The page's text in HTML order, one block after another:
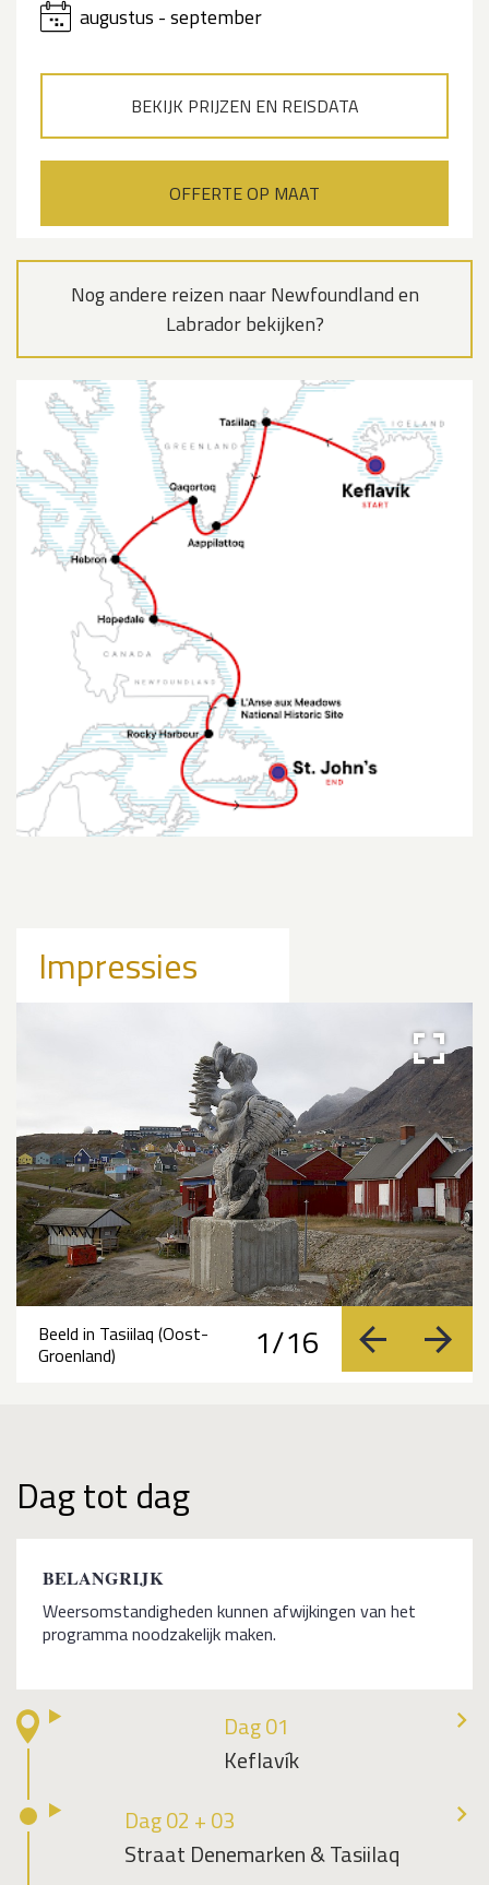
augustus - september
BEKIJK PRIJZEN EN REISDATA
OFFERTE OP MAAT
Nog andere reizen naar Newfoundland en
Labrador bekijken?
Impressies
1/16 vorige
Beeld in Tasiilaq (Oost-
Groenland)
Dag tot dag
BELANGRIJK
Weersomstandigheden kunnen afwijkingen van het
programma noodzakelijk maken.
Dag 01
Keflavík
Dag 02 + 03
Straat Denemarken & Tasiilaq